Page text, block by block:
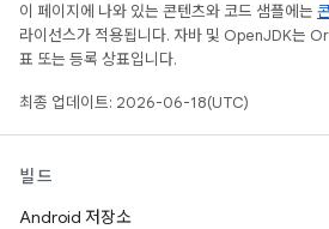
이 페이지에 나와 있는 콘텐츠와 코드 샘플에는
라이선스가 적용됩니다. 자바 및 OpenJDK는
표 또는 등록 상표입니다.
최종 업데이트: 2026-06-18(UTC)
빌드
Android 저장소